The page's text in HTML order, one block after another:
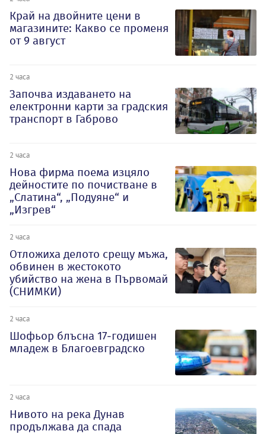
Край на двойните цени в
магазините: Какво се променя
от 9 август
2 часа
Започва издаването на
електронни карти за градския
транспорт в Габрово
2 часа
Нова фирма поема изцяло
дейностите по почистване в
„Слатина“, „Подуяне“ и
„Изгрев“
2 часа
Отложиха делото срещу мъжа,
обвинен в жестокото
убийство на жена в Първомай
(СНИМКИ)
2 часа
Шофьор блъсна 17-годишен
младеж в Благоевградско
2 часа
Нивото на река Дунав
продължава да спада